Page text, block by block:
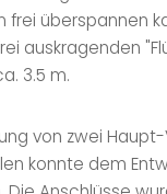
frei überspannen
auskragenden
3.5 m.
von zwei
konnte dem